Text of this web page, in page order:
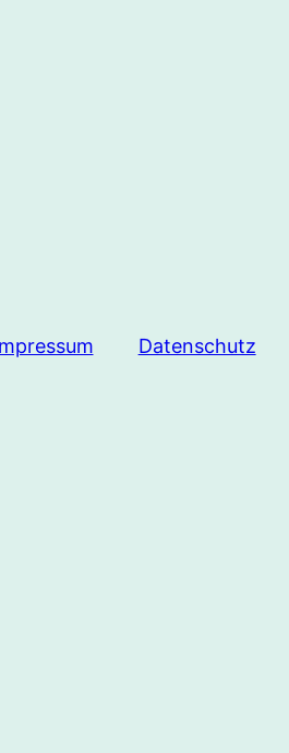
Datenschutz